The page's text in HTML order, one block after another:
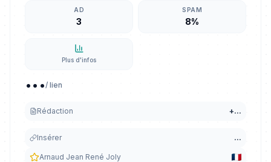
AD
3
SPAM
8%
Plus d'infos
.../ lien
Rédaction +...
Insérer ...
Arnaud Jean René Joly